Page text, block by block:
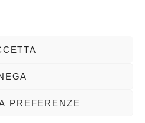
PREFERENZE
|PRIVACY
BUSTO GAROLFO E BUGUGGIATE